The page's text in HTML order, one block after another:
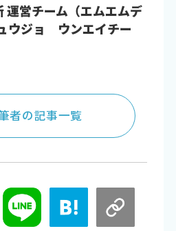
運営チーム（エムエムデ
ウジョ ウンエイチー
者の記事一覧